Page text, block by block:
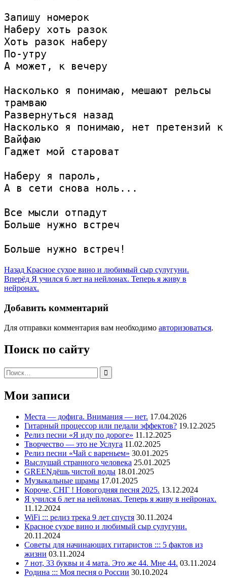
Запишу номерок
Наберу хоть разок
Хоть разок наберу
По-утру
А может, к вечеру
Насколько я понимаю, мешают рельсы
трамваю
Развернуться назад
Насколько я понимаю, нет претензий к
Вайфаю
Гаджет мой староват
Наберу я пароль,
А в сети снова ноль...
Все мысли отпадут
Больше нужно встреч
Больше нужно встреч!
Навигация
по
Назад Предыдущая
запись:
Красное сухое вино и любимый сыр сулугуни.
Вперёд Следующая
запись:
Я учился 6 лет на нейлонах. Теперь я живу в
нейронах.
Добавить комментарий
Для отправки комментария вам необходимо авторизоваться.
Поиск по сайту
Поиск:
Мои записи
Места — дофига. Внимания — нет. 17.04.2026
Гитарный процессор или педали эффектов? 19.12.2025
Релиз песни «Я иду по дороге» 11.12.2025
Творчество — это не Услуга 11.02.2025
Релиз песни «Чай с вареньем» 30.01.2025
Выслушай странного человека 25.01.2025
GREENдёшь чистой воды 18.01.2025
Музыкальные шрамы 17.01.2025
Короче, СНГ ! Новогодняя песня 2025. 13.12.2024
Я учился 6 лет на нейлонах. Теперь я живу в нейронах.
11.12.2024
WiFi ::: релиз трека 9 лет спустя 30.11.2024
Красное сухое вино и любимый сыр сулугуни.
20.11.2024
Советы для начинающих гитаристов ::: 5 фактов из
жизни 03.11.2024
7 нот, 33 буквы и 4 мата. Это же 44. Мне 44. 03.11.2024
Родина ::: Моя песня о России 30.10.2024